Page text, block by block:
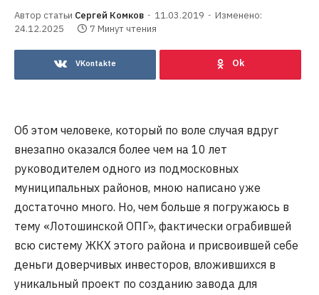
Сергей Комков 11.03.2019
Изменено:
24.12.2025
7 Минут чтения
VKontakte
Об этом человеке, который по воле случая вдруг
внезапно оказался более чем на 10 лет
руководителем одного из подмосковных
муниципальных районов, мною написано уже
достаточно много. Но, чем больше я погружаюсь в
тему «Лотошинской ОПГ», фактически ограбившей
всю систему ЖКХ этого района и присвоившей себе
деньги доверчивых инвесторов, вложившихся в
уникальный проект по созданию завода для